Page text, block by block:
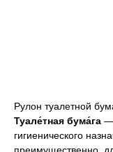
Рулон туалетной
Туале́тная бума́га —
гигиенического
преимущественно,